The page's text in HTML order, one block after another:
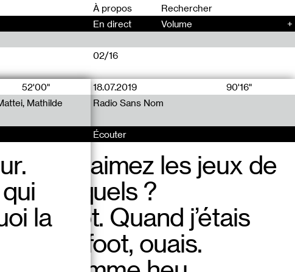
À propos
En direct Volume +
52'00"
Mathilde
la
02/16
18.07.2019
90'16"
Radio Sans Nom
Écouter
vous aimez les jeux de
oui lesquels ?
le foot. Quand j’étais
au foot, ouais.
11.07.2019
63'07"
Radio Sans Nom
Écouter
sur radio-nysiaque, la
gniaque.